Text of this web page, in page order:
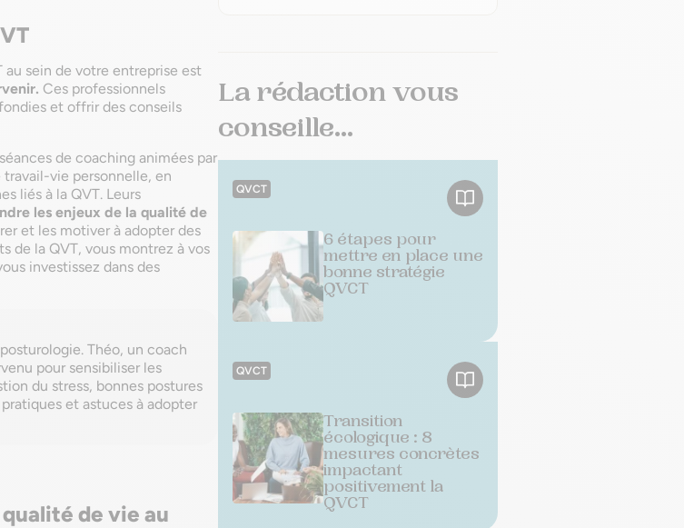
sein de votre entreprise est
Ces professionnels
et offrir des conseils
de coaching animées par
vie personnelle, en
liés à la QVT. Leurs
les enjeux de la qualité de
et les motiver à adopter des
de la QVT, vous montrez à vos
investissez dans des
Théo, un coach
pour sensibiliser les
du stress, bonnes postures
et astuces à adopter
de vie au
La rédaction vous
conseille...
QVCT
6 étapes pour
mettre en place une
bonne stratégie
QVCT
QVCT
Transition
écologique : 8
mesures concrètes
impactant
positivement la
QVCT